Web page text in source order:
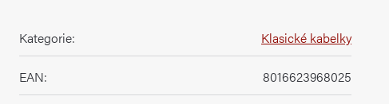
Kategorie: Klasické kabelky
EAN: 8016623968025